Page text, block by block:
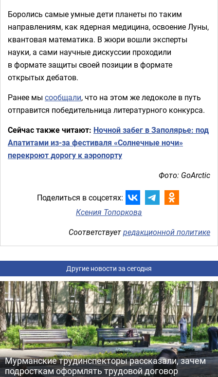
Боролись самые умные дети планеты по таким
направлениям, как ядерная медицина, освоение Луны,
квантовая математика. В жюри вошли эксперты
науки, а сами научные дискуссии проходили
в формате защиты своей позиции в формате
открытых дебатов.
Ранее мы сообщали, что на этом же ледоколе в путь
отправится победительница литературного конкурса.
Сейчас также читают: Ночной забег в Заполярье: под
Апатитами из-за фестиваля «Солнечные ночи»
перекроют дорогу к аэропорту
Фото: GoArctic
Поделиться в соцсетях:
Ксения Топоркова
Соответствуетредакционной политике
Другие новости за сегодня
Мурманские трудинспекторы рассказали, зачем
подросткам оформлять трудовой договор